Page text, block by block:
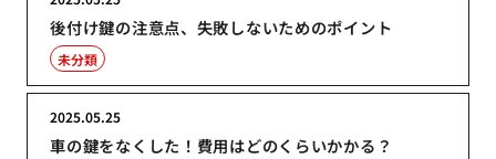
後付け鍵の注意点、失敗しないためのポイント
未分類
車の鍵をなくした！費用はどのくらいかかる？
2025.05.25